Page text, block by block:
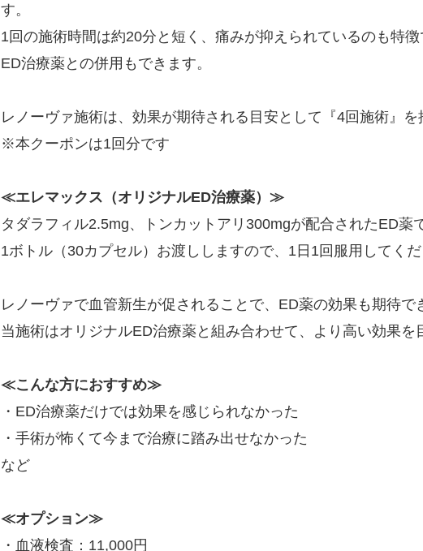
す。
1回の施術時間は約20分と短く、痛みが抑えられているのも特徴
ED治療薬との併用もできます。
レノーヴァ施術は、効果が期待される目安として『4回施術』
※本クーポンは1回分です
≪エレマックス（オリジナルED治療薬） ≫
タダラフィル2.5mg、トンカットアリ300mgが配合されたED薬
1ボトル（30カプセル）お渡ししますので、1日1回服用してくだ
レノーヴァで血管新生が促されることで、ED薬の効果も期待で
当施術はオリジナルED治療薬と組み合わせて、より高い効果を
≪こんな方におすすめ≫
・ED治療薬だけでは効果を感じられなかった
・手術が怖くて今まで治療に踏み出せなかった
など
≪オプション≫
・血液検査：11,000円